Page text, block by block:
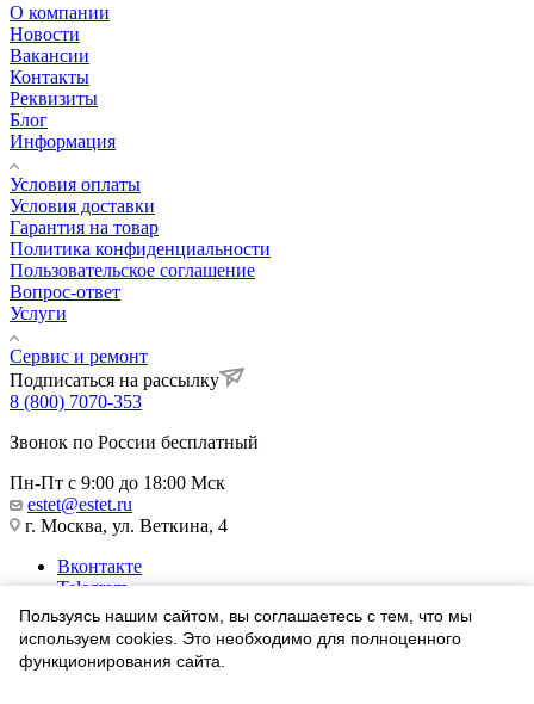
О компании
Новости
Вакансии
Контакты
Реквизиты
Блог
Информация
Условия оплаты
Условия доставки
Гарантия на товар
Политика конфиденциальности
Пользовательское соглашение
Вопрос-ответ
Услуги
Сервис и ремонт
Подписаться на рассылку
8 (800) 7070-353
Звонок по России бесплатный
Пн-Пт с 9:00 до 18:00 Мск
estet@estet.ru
г. Москва, ул. Веткина, 4
Вконтакте
Telegram
Одноклассники
WhatsApp
1991-2026 © Ювелирный Дом ЭСТЕТ
Пользуясь нашим сайтом, вы соглашаетесь с тем, что мы
используем cookies. Это необходимо для полноценного
функционирования сайта.